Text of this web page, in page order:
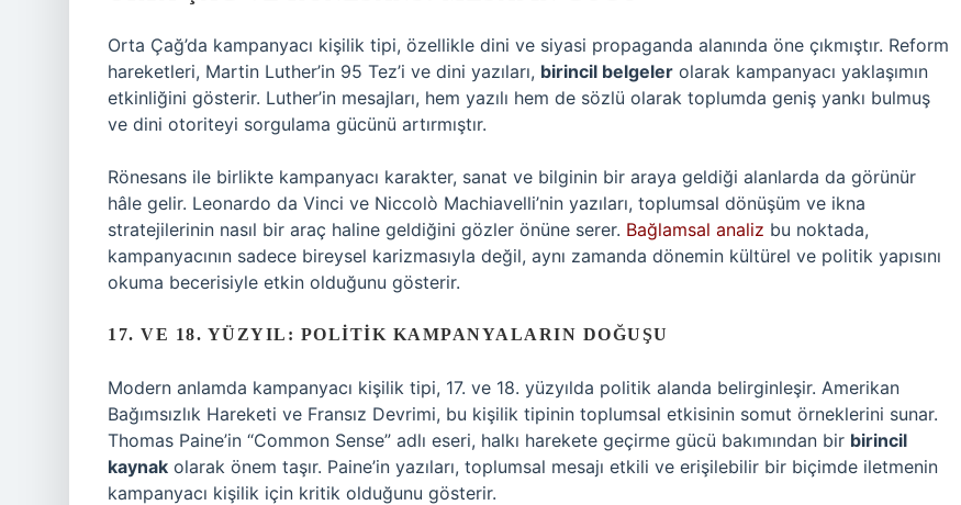
Orta Çağ’da kampanyacı kişilik tipi, özellikle dini ve siyasi propaganda alanında öne çıkmıştır. Reform
hareketleri, Martin Luther’in 95 Tez’i ve dini yazıları, birincil belgeler olarak kampanyacı yaklaşımın
etkinliğini gösterir. Luther’in mesajları, hem yazılı hem de sözlü olarak toplumda geniş yankı bulmuş
ve dini otoriteyi sorgulama gücünü artırmıştır.
Rönesans ile birlikte kampanyacı karakter, sanat ve bilginin bir araya geldiği alanlarda da görünür
hâle gelir. Leonardo da Vinci ve Niccolò Machiavelli’nin yazıları, toplumsal dönüşüm ve ikna
stratejilerinin nasıl bir araç haline geldiğini gözler önüne serer. Bağlamsal analiz bu noktada,
kampanyacının sadece bireysel karizmasıyla değil, aynı zamanda dönemin kültürel ve politik yapısını
okuma becerisiyle etkin olduğunu gösterir.
17. VE 18. YÜZYIL: POLITIK KAMPANYALARIN DOĞUŞU
Modern anlamda kampanyacı kişilik tipi, 17. ve 18. yüzyılda politik alanda belirginleşir. Amerikan
Bağımsızlık Hareketi ve Fransız Devrimi, bu kişilik tipinin toplumsal etkisinin somut örneklerini sunar.
Thomas Paine’in “Common Sense” adlı eseri, halkı harekete geçirme gücü bakımından bir birincil
kaynak olarak önem taşır. Paine’in yazıları, toplumsal mesajı etkili ve erişilebilir bir biçimde iletmenin
kampanyacı kişilik için kritik olduğunu gösterir.